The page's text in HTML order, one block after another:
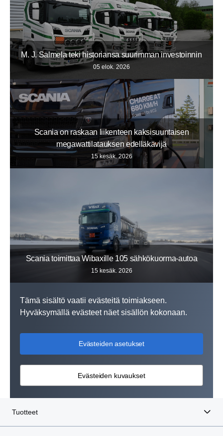
M. J. Salmela teki historiansa suurimman investoinnin
05 elok. 2026
Scania on raskaan liikenteen kaksisuuntaisen
megawattilatauksen edelläkävijä
15 kesäk. 2026
Scania toimittaa Wibaxille 105 sähkökuorma-autoa
15 kesäk. 2026
Tämä sisältö vaatii evästeitä toimiakseen.
Hyväksymällä evästeet näet sisällön kokonaan.
Evästeiden asetukset
Evästeiden kuvaukset
Tuotteet